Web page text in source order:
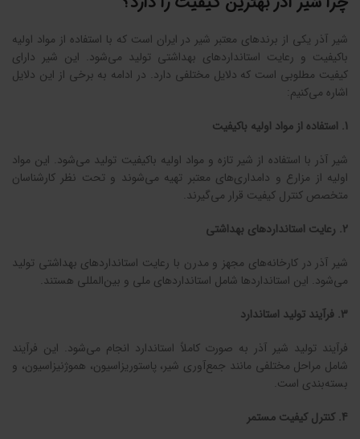
شیر آذر یکی از برندهای معتبر شیر در ایران است که با استفاده از مواد اولیه
باکیفیت و رعایت استانداردهای بهداشتی تولید می‌شود. این شیر دارای
کیفیت مطلوبی است که دلایل مختلفی دارد. در ادامه به برخی از این دلایل
اشاره می‌کنیم:
1. استفاده از مواد اولیه باکیفیت
شیر آذر با استفاده از شیر تازه و مواد اولیه باکیفیت تولید می‌شود. این مواد
اولیه از مزارع و دامداری‌های معتبر تهیه می‌شوند و تحت نظر کارشناسان
متخصص کنترل کیفیت قرار می‌گیرند.
2. رعایت استانداردهای بهداشتی
شیر آذر در کارخانه‌های مجهز و مدرن با رعایت استانداردهای بهداشتی تولید
می‌شود. این استانداردها شامل استانداردهای ملی و بین‌المللی هستند.
3. فرآیند تولید استاندارد
فرآیند تولید شیر آذر به صورت کاملاً استاندارد انجام می‌شود. این فرآیند
شامل مراحل مختلفی مانند جمع‌آوری شیر، پاستوریزاسیون، هموژنیزاسیون، و
بسته‌بندی است.
4. کنترل کیفیت مستمر